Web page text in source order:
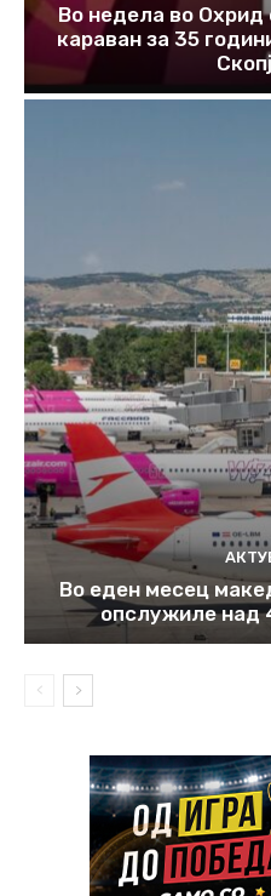
Во недела во Охрид
караван за 35
Во еден месец
опслужиле над